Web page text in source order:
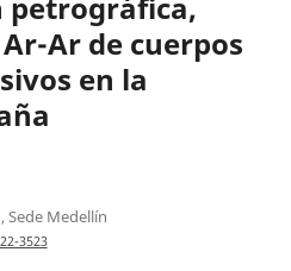
petrográfica,
Ar de cuerpos
en la
Sede Medellín
3523